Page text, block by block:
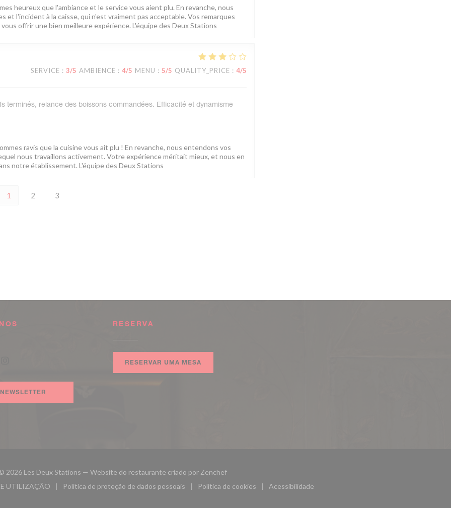
heureux que l'ambiance et le service vous aient plu. En revanche, nous
l'incident à la caisse, qui n'est vraiment pas acceptable. Vos remarques
offrir une bien meilleure expérience. L'équipe des Deux Stations
SERVICE : 3/5 AMBIENCE : 4/5 MENU : 5/5 QUALITY_PRICE : 4/5
terminés, relance des boissons commandées. Efficacité et dynamisme
ravis que la cuisine vous ait plu ! En revanche, nous entendons vos
nous travaillons activement. Votre expérience méritait mieux, et nous en
notre établissement. L'équipe des Deux Stations
1 2 3
NEWSLETTER
RESERVA
RESERVAR UMA MESA
2026 Les Deux Stations — Website do restaurante criado por Zenchef((abre numa nova janela))
UTILIZAÇÃO
((abre numa nova janela))
Política de proteção de dados pessoais
((abre numa nova janela))
Política de cookies
((abre numa nova janela))
Acessibilidade